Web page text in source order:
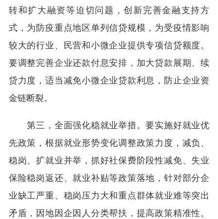
转和扩大融资等迫切问题，创新完善金融支持方
式，为防疫重点地区单列信贷规模，为受疫情影响
较大的行业、民营和小微企业提供专项信贷额度。
要调整完善企业还款付息安排，加大贷款展期、续
贷力度，适当减免小微企业贷款利息，防止企业资
金链断裂。
第三，全面强化稳就业举措。要实施好就业优
先政策，根据就业形势变化调整政策力度，减负、
稳岗、扩就业并举，抓好社保费阶段性减免、失业
保险稳岗返还、就业补贴等政策落地，针对部分企
业缺工严重、稳岗压力大和重点群体就业难等突出
矛盾，因地因企因人分类帮扶，提高政策精准性。